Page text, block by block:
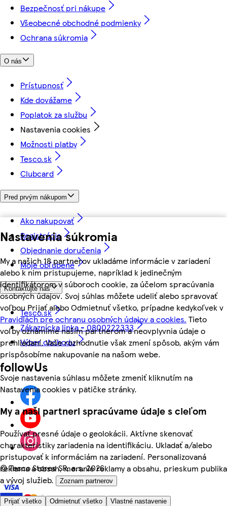
Nastavenia súkromia
My a našich 18 partnerov ukladáme informácie v zariadení
alebo k nim pristupujeme, napríklad k jedinečným
identifikátorom v súboroch cookie, za účelom spracúvania
osobných údajov. Svoj súhlas môžete udeliť alebo spravovať
voľbou Prijať alebo Odmietnuť všetko, prípadne kedykoľvek v
Pravidlách pre ochranu osobných údajov a cookies. Tieto
voľby oznámime našim partnerom a neovplyvnia údaje o
prehliadaní. Vaše rozhodnutie však zmení spôsob, akým vám
prispôsobíme nakupovanie na našom webe.
Svoje nastavenia súhlasu môžete zmeniť kliknutím na
Nastavenia cookies v pätičke stránky.
My a naši partneri spracúvame údaje s cieľom
Používať presné údaje o geolokácii. Aktívne skenovať
charakteristiky zariadenia na identifikáciu. Ukladať a/alebo
pristupovať k informáciám na zariadení. Personalizovaná
reklama a obsah, meranie reklamy a obsahu, prieskum publika
a vývoj služieb.
Zoznam partnerov
Prijať všetko Odmietnuť všetko Vlastné nastavenie
Bezpečnosť pri nákupe
Všeobecné obchodné podmienky
Ochrana súkromia
O nás
Prístupnosť
Kde dovážame
Poplatok za službu
Nastavenia cookies
Možnosti platby
Tesco.sk
Clubcard
Pred prvým nákupom
Ako nakupovať
Registrácia
Objednanie doručenia
Moje obľúbené
Kontaktujte nás
Tesco.sk
Zákaznícka linka - 0800222333
Výber obchodu
followUs
©Tesco Stores SR, a.s. 2026